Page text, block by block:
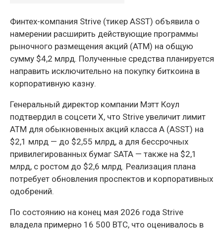
Финтех-компания Strive (тикер ASST) объявила о
намерении расширить действующие программы
рыночного размещения акций (ATM) на общую
сумму $4,2 млрд. Полученные средства планируется
направить исключительно на покупку биткоина в
корпоративную казну.
Генеральный директор компании Мэтт Коул
подтвердил в соцсети X, что Strive увеличит лимит
ATM для обыкновенных акций класса A (ASST) на
$2,1 млрд — до $2,55 млрд, а для бессрочных
привилегированных бумаг SATA — также на $2,1
млрд, с ростом до $2,6 млрд. Реализация плана
потребует обновления проспектов и корпоративных
одобрений.
По состоянию на конец мая 2026 года Strive
владела примерно 16 500 BTC, что оценивалось в